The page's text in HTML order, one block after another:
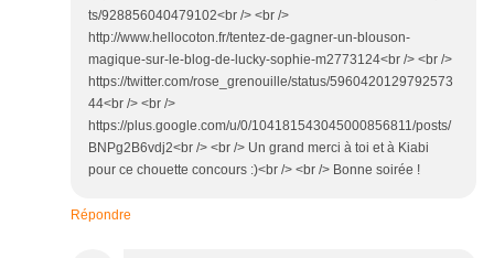
ts/928856040479102<br /> <br />
http://www.hellocoton.fr/tentez-de-gagner-un-blouson-
magique-sur-le-blog-de-lucky-sophie-m2773124<br /> <br />
https://twitter.com/rose_grenouille/status/5960420129792573
44<br /> <br />
https://plus.google.com/u/0/104181543045000856811/posts/
BNPg2B6vdj2<br /> <br /> Un grand merci à toi et à Kiabi
pour ce chouette concours :)<br /> <br /> Bonne soirée !
Répondre